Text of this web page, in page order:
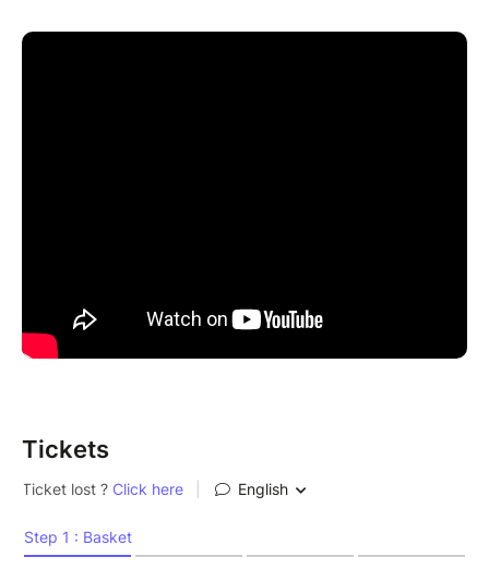
tout saupoudré d'une bonne dose d'humour noir. Un
Tickets